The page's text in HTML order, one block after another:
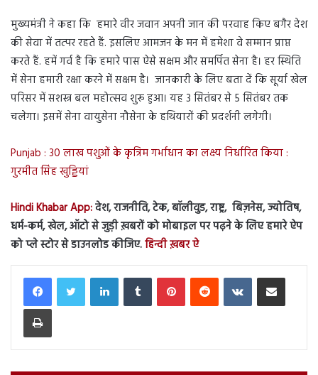
मुख्यमंत्री ने कहा कि हमारे वीर जवान अपनी जान की परवाह किए बगैर देश
की सेवा में तत्पर रहते हैं. इसलिए आमजन के मन में हमेशा वे सम्मान प्राप्त
करते हैं. हमें गर्व है कि हमारे पास ऐसे सक्षम और समर्पित सेना है। हर स्थिति
में सेना हमारी रक्षा करने में सक्षम है। जानकारी के लिए बता दें कि सूर्या खेल
परिसर में सशस्त्र बल महोत्सव शुरू हुआ। यह 3 सितंबर से 5 सितंबर तक
चलेगा। इसमें सेना वायुसेना नौसेना के हथियारों की प्रदर्शनी लगेगी।
Punjab : 30 लाख पशुओं के कृत्रिम गर्भाधान का लक्ष्य निर्धारित किया :
गुरमीत सिंह खुड्डियां
Hindi Khabar App:देश, राजनीति, टेक, बॉलीवुड, राष्ट्र, बिज़नेस, ज्योतिष,
धर्म-कर्म, खेल, ऑटो से जुड़ी ख़बरों को मोबाइल पर पढ़ने के लिए हमारे ऐप
को प्ले स्टोर से डाउनलोड कीजिए.हिन्दी ख़बर ऐ
LinkedInTumblr PinterestReddit VKontakteShare via Email
Print